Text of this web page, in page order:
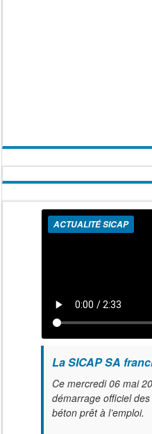
ACTUALITÉ SICAP
La SICAP SA
Ce mercredi 06 mai
démarrage officiel
béton prêt à l’emploi.